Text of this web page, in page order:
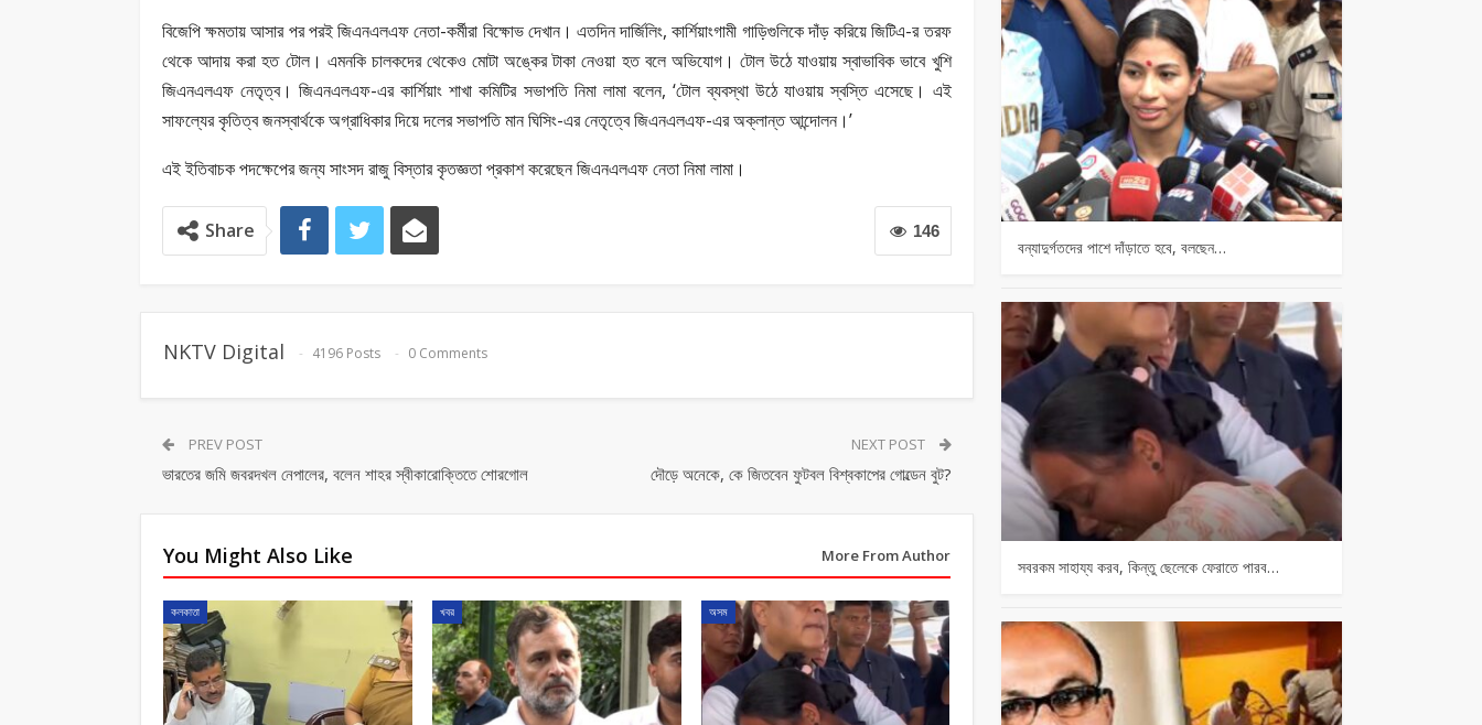
বিজেপি ক্ষমতায় আসার পর পরই জিএনএলএফ নেতা-কর্মীরা বিক্ষোভ দেখান। এতদিন দার্জিলিং, কার্শিয়াংগামী গাড়িগুলিকে দাঁড় করিয়ে জিটিএ-র তরফ
থেকে আদায় করা হত টোল। এমনকি চালকদের থেকেও মোটা অঙ্কের টাকা নেওয়া হত বলে অভিযোগ। টোল উঠে যাওয়ায় স্বাভাবিক ভাবে খুশি
জিএনএলএফ নেতৃত্ব। জিএনএলএফ-এর কার্শিয়াং শাখা কমিটির সভাপতি নিমা লামা বলেন, ‘টোল ব্যবস্থা উঠে যাওয়ায় স্বস্তি এসেছে। এই
সাফল্যের কৃতিত্ব জনস্বার্থকে অগ্রাধিকার দিয়ে দলের সভাপতি মান ঘিসিং-এর নেতৃত্বে জিএনএলএফ-এর অক্লান্ত আন্দোলন।’
এই ইতিবাচক পদক্ষেপের জন্য সাংসদ রাজু বিস্তার কৃতজ্ঞতা প্রকাশ করেছেন জিএনএলএফ নেতা নিমা লামা।
146
Share
NKTV Digital 4196 Posts 0 Comments
PREV POST
ভারতের জমি জবরদখল নেপালের, বলেন শাহর স্বীকারোক্তিতে শোরগোল
NEXT POST
দৌড়ে অনেকে, কে জিতবেন ফুটবল বিশ্বকাপের গোল্ডেন বুট?
You Might Also Like More From Author
কলকাতা খবর অসম
বন্যাদুর্গতদের পাশে দাঁড়াতে হবে, বলছেন…
সবরকম সাহায্য করব, কিন্তু ছেলেকে ফেরাতে পারব…